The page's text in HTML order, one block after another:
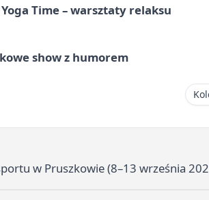
Time – warsztaty relaksu
show z humorem
w Pruszkowie (8–13 września